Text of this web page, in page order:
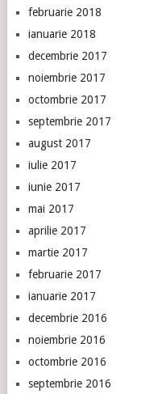
februarie 2018
ianuarie 2018
decembrie 2017
noiembrie 2017
octombrie 2017
septembrie 2017
august 2017
iulie 2017
iunie 2017
mai 2017
aprilie 2017
martie 2017
februarie 2017
ianuarie 2017
decembrie 2016
noiembrie 2016
octombrie 2016
septembrie 2016